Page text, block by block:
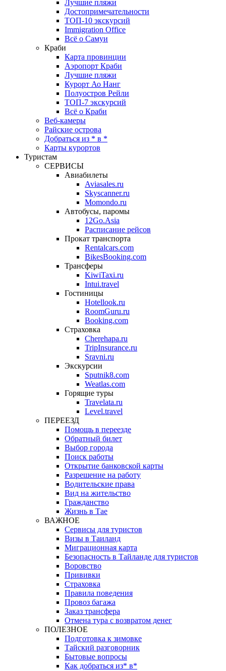
Лучшие пляжи
Достопримечательности
ТОП-10 экскурсий
Immigration Office
Всё о Самуи
Краби
Карта провинции
Аэропорт Краби
Лучшие пляжи
Курорт Ао Нанг
Полуостров Рейли
ТОП-7 экскурсий
Всё о Краби
Веб-камеры
Райские острова
Добраться из * в *
Карты курортов
Туристам
СЕРВИСЫ
Авиабилеты
Aviasales.ru
Skyscanner.ru
Momondo.ru
Автобусы, паромы
12Go.Asia
Расписание рейсов
Прокат транспорта
Rentalcars.com
BikesBooking.com
Трансферы
KiwiTaxi.ru
Intui.travel
Гостиницы
Hotellook.ru
RoomGuru.ru
Booking.com
Страховка
Cherehapa.ru
TripInsurance.ru
Sravni.ru
Экскурсии
Sputnik8.com
Weatlas.com
Горящие туры
Travelata.ru
Level.travel
ПЕРЕЕЗД
Помощь в переезде
Обратный билет
Выбор города
Поиск работы
Открытие банковской карты
Разрешение на работу
Водительские права
Вид на жительство
Гражданство
Жизнь в Тае
ВАЖНОЕ
Сервисы для туристов
Визы в Таиланд
Миграционная карта
Безопасность в Тайланде для туристов
Воровство
Прививки
Страховка
Правила поведения
Провоз багажа
Заказ трансфера
Отмена тура с возвратом денег
ПОЛЕЗНОЕ
Подготовка к зимовке
Тайский разговорник
Бытовые вопросы
Как добраться из* в*